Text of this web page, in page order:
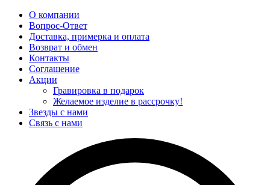
О компании
Вопрос-Ответ
Доставка, примерка и оплата
Возврат и обмен
Контакты
Соглашение
Акции
Гравировка в подарок
Желаемое изделие в рассрочку!
Звезды с нами
Связь с нами